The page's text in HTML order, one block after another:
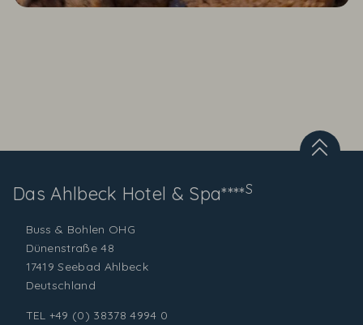
Das Ahlbeck Hotel & Spa****S
Buss & Bohlen OHG
Dünenstraße 48
17419 Seebad Ahlbeck
Deutschland
TEL +49 (0) 38378 4994 0